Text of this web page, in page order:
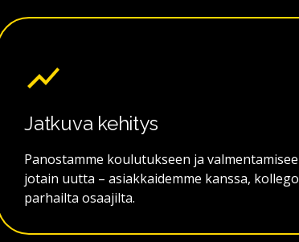
Jatkuva kehitys
Panostamme koulutukseen ja
jotain uutta – asiakkaidemme kanssa,
parhailta osaajilta.